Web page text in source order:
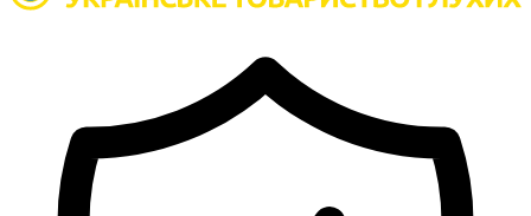
Рівненська область
Тернопільська область
Харківська область
Херсонська область
Хмельницька область